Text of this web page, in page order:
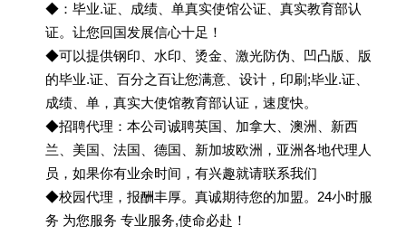
◆：毕业.证、成绩、单真实使馆公证、真实教育部认
证。让您回国发展信心十足！
◆可以提供钢印、水印、烫金、激光防伪、凹凸版、版
的毕业.证、百分之百让您满意、设计，印刷;毕业.证、
成绩、单，真实大使馆教育部认证，速度快。
◆招聘代理：本公司诚聘英国、加拿大、澳洲、新西
兰、美国、法国、德国、新加坡欧洲，亚洲各地代理人
员，如果你有业余时间，有兴趣就请联系我们
◆校园代理，报酬丰厚。真诚期待您的加盟。24小时服
务 为您服务 专业服务,使命必赴！